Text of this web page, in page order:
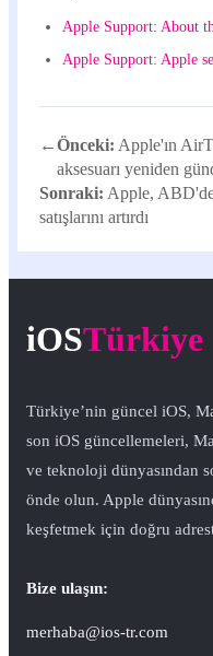
Apple Support: About
Apple Support: Apple
←Önceki: Apple'ın
aksesuarı yeniden
Sonraki: Apple,
satışlarını artırdı
iOSTürkiye
Türkiye’nin güncel iOS,
son iOS güncellemeleri,
ve teknoloji dünyasından
önde olun. Apple
keşfetmek için doğru
Bize ulaşın:
merhaba@ios-tr.com